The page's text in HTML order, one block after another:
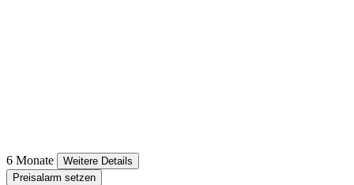
6 Monate
Weitere Details
Preisalarm setzen